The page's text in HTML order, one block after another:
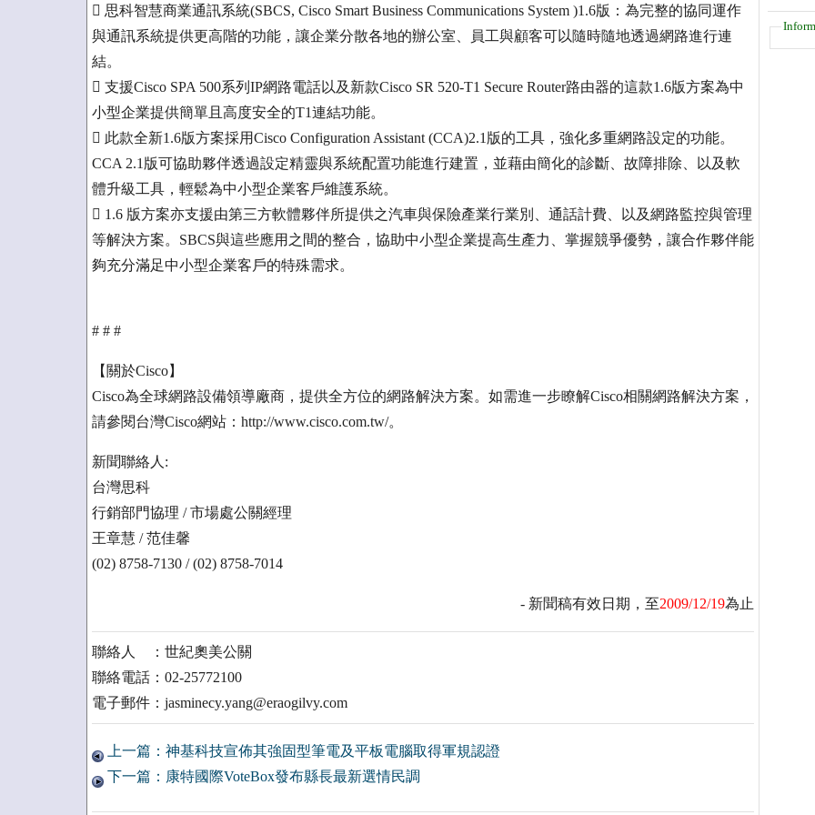
 思科智慧商業通訊系統(SBCS, Cisco Smart Business Communications System )1.6版：為完整的協同運作
與通訊系統提供更高階的功能，讓企業分散各地的辦公室、員工與顧客可以隨時隨地透過網路進行連
結。
 支援Cisco SPA 500系列IP網路電話以及新款Cisco SR 520-T1 Secure Router路由器的這款1.6版方案為中
小型企業提供簡單且高度安全的T1連結功能。
 此款全新1.6版方案採用Cisco Configuration Assistant (CCA)2.1版的工具，強化多重網路設定的功能。
CCA 2.1版可協助夥伴透過設定精靈與系統配置功能進行建置，並藉由簡化的診斷、故障排除、以及軟
體升級工具，輕鬆為中小型企業客戶維護系統。
 1.6 版方案亦支援由第三方軟體夥伴所提供之汽車與保險產業行業別、通話計費、以及網路監控與管理
等解決方案。SBCS與這些應用之間的整合，協助中小型企業提高生產力、掌握競爭優勢，讓合作夥伴能
夠充分滿足中小型企業客戶的特殊需求。
# # #
【關於Cisco】
Cisco為全球網路設備領導廠商，提供全方位的網路解決方案。如需進一步瞭解Cisco相關網路解決方案，
請參閱台灣Cisco網站：http://www.cisco.com.tw/。
新聞聯絡人:
台灣思科
行銷部門協理 / 市場處公關經理
王章慧 / 范佳馨
(02) 8758-7130 / (02) 8758-7014
- 新聞稿有效日期，至2009/12/19為止
聯絡人 ：世紀奧美公關
聯絡電話：02-25772100
電子郵件：jasminecy.yang@eraogilvy.com
上一篇：神基科技宣佈其強固型筆電及平板電腦取得軍規認證
下一篇：康特國際VoteBox發布縣長最新選情民調